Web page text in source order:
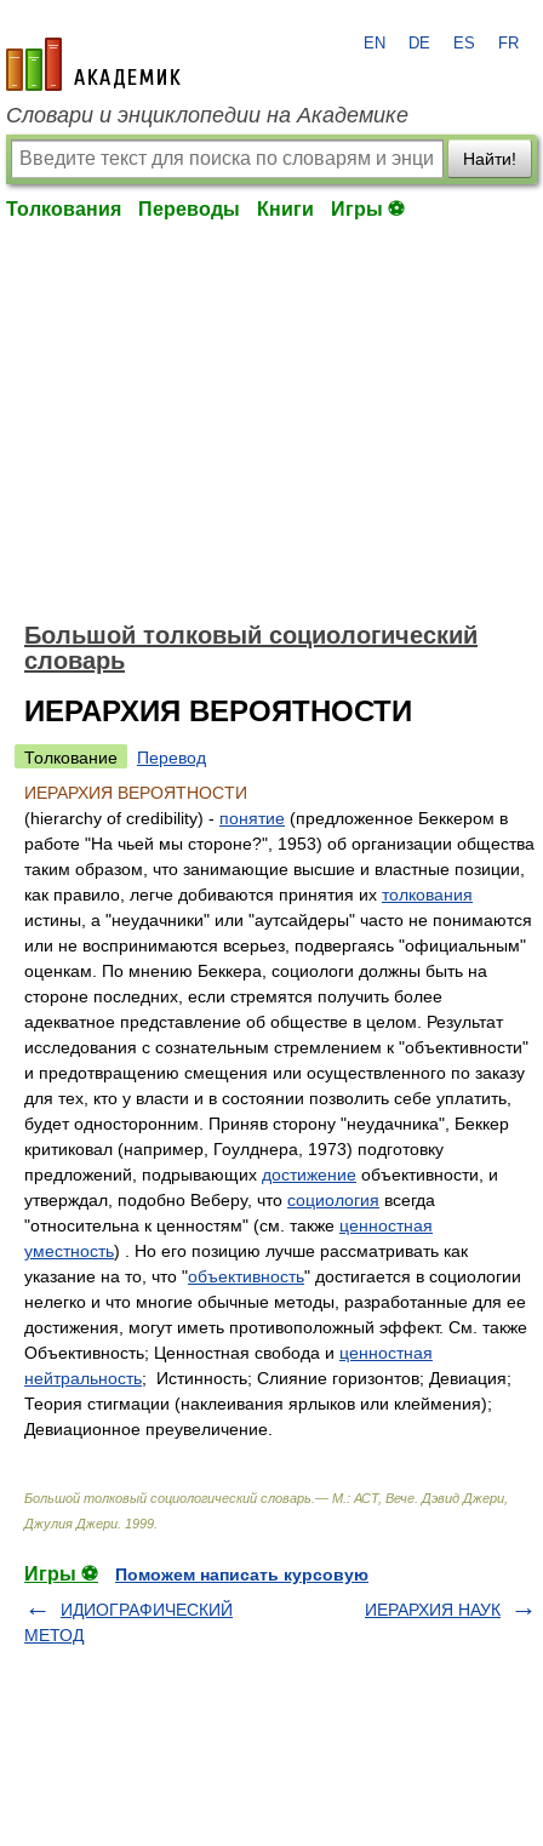
academic.ru
EN DE ES FR
Словари и энциклопедии на Академике
Найти!
Толкования Переводы Книги Игры ⚽
Большой толковый социологический
словарь
ИЕРАРХИЯ ВЕРОЯТНОСТИ
Толкование
Перевод
ИЕРАРХИЯ ВЕРОЯТНОСТИ
(hierarchy of credibility) - понятие (предложенное Беккером в
работе "На чьей мы стороне?", 1953) об организации общества
таким образом, что занимающие высшие и властные позиции,
как правило, легче добиваются принятия их толкования
истины, а "неудачники" или "аутсайдеры" часто не понимаются
или не воспринимаются всерьез, подвергаясь "официальным"
оценкам. По мнению Беккера, социологи должны быть на
стороне последних, если стремятся получить более
адекватное представление об обществе в целом. Результат
исследования с сознательным стремлением к "объективности"
и предотвращению смещения или осуществленного по заказу
для тех, кто у власти и в состоянии позволить себе уплатить,
будет односторонним. Приняв сторону "неудачника", Беккер
критиковал (например, Гоулднера, 1973) подготовку
предложений, подрывающих достижение объективности, и
утверждал, подобно Веберу, что социология всегда
"относительна к ценностям" (см. также ценностная
уместность) . Но его позицию лучше рассматривать как
указание на то, что "объективность" достигается в социологии
нелегко и что многие обычные методы, разработанные для ее
достижения, могут иметь противоположный эффект. См. также
Объективность; Ценностная свобода и ценностная
нейтральность; Истинность; Слияние горизонтов; Девиация;
Теория стигмации (наклеивания ярлыков или клеймения);
Девиационное преувеличение.
Большой толковый социологический словарь.— М.: АСТ, Вече Дэвид Джери,
Джулия Джери 1999
Игры ⚽
Поможем написать курсовую
ИДИОГРАФИЧЕСКИЙ
МЕТОД
ИЕРАРХИЯ НАУК